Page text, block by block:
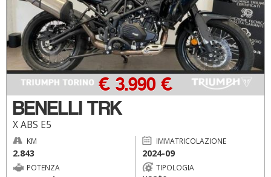
BENELLI TRK
X ABS E5
€ 3.990 €
KM
2.843
IMMATRICOLAZIONE
2024-09
POTENZA TIPOLOGIA